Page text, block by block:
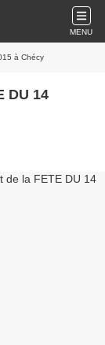
MENU
à Chécy
DU 14